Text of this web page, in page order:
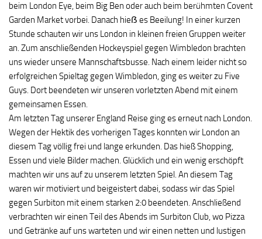
beim London Eye, beim Big Ben oder auch beim berühmten Covent
Garden Market vorbei. Danach hieẞ es Beeilung! In einer kurzen
Stunde schauten wir uns London in kleinen freien Gruppen weiter
an. Zum anschließenden Hockeyspiel gegen Wimbledon brachten
uns wieder unsere Mannschaftsbusse. Nach einem leider nicht so
erfolgreichen Spieltag gegen Wimbledon, ging es weiter zu Five
Guys. Dort beendeten wir unseren vorletzten Abend mit einem
gemeinsamen Essen.
Am letzten Tag unserer England Reise ging es erneut nach London.
Wegen der Hektik des vorherigen Tages konnten wir London an
diesem Tag völlig frei und lange erkunden. Das hieß Shopping,
Essen und viele Bilder machen. Glücklich und ein wenig erschöpft
machten wir uns auf zu unserem letzten Spiel. An diesem Tag
waren wir motiviert und beigeistert dabei, sodass wir das Spiel
gegen Surbiton mit einem starken 2:0 beendeten. Anschließend
verbrachten wir einen Teil des Abends im Surbiton Club, wo Pizza
und Getränke auf uns warteten und wir einen netten und lustigen